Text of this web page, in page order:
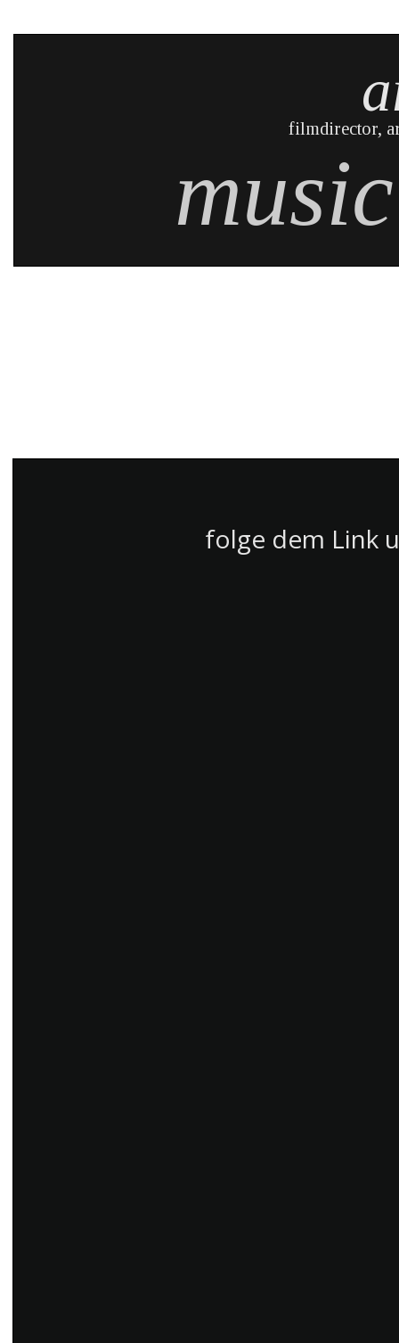
filmdirector,
music
folge dem Link